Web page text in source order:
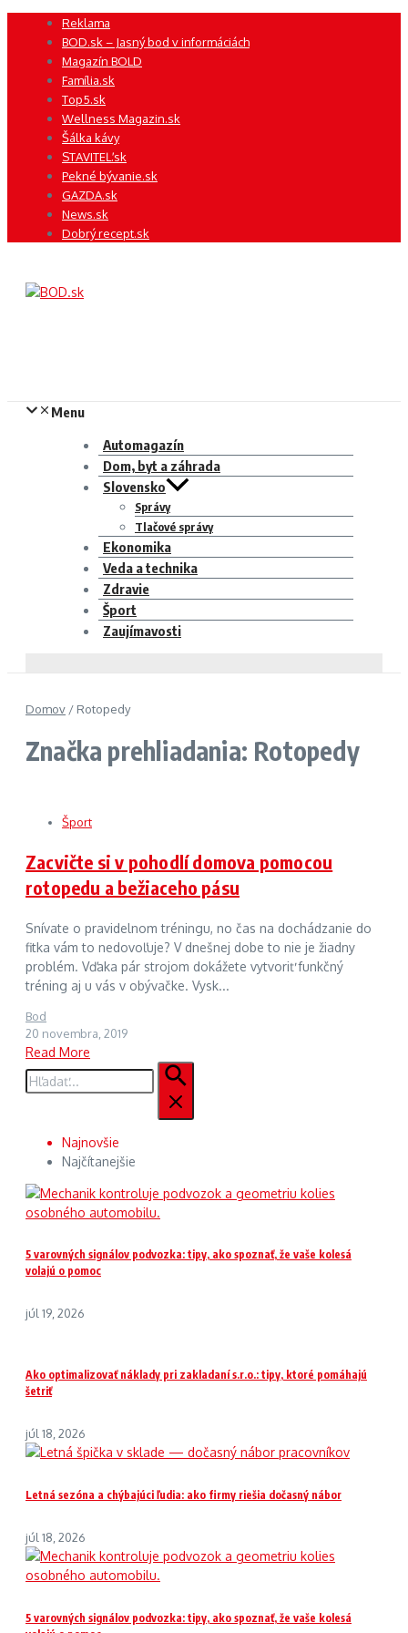
Preskočiť Reklama
BOD.sk – Jasný bod v informáciách
Magazín BOLD
Família.sk
Top5.sk
Wellness Magazin.sk
Šálka kávy
STAVITEĽ.sk
Pekné bývanie.sk
GAZDA.sk
News.sk
Dobrý recept.sk
Menu
Automagazín
Dom, byt a záhrada
Slovensko
Správy
Tlačové správy
Ekonomika
Veda a technika
Zdravie
Šport
Zaujímavosti
Domov / Rotopedy
Značka prehliadania: Rotopedy
Šport
Zacvičte si v pohodlí domova pomocou
rotopedu a bežiaceho pásu
Snívate o pravidelnom tréningu, no čas na dochádzanie do
fitka vám to nedovoľuje? V dnešnej dobe to nie je žiadny
problém. Vďaka pár strojom dokážete vytvoriť funkčný
tréning aj u vás v obývačke. Vysk...
Bod
20 novembra, 2019
Read More
Hľadať:
Najnovšie
Najčítanejšie
5 varovných signálov podvozka: tipy, ako spoznať, že vaše kolesá
volajú o pomoc
júl 19, 2026
Ako optimalizovať náklady pri zakladaní s.r.o.: tipy, ktoré pomáhajú
šetriť
júl 18, 2026
Letná sezóna a chýbajúci ľudia: ako firmy riešia dočasný nábor
júl 18, 2026
5 varovných signálov podvozka: tipy, ako spoznať, že vaše kolesá